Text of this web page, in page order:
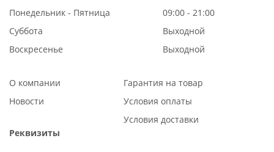
Понедельник - Пятница
09:00 - 21:00
Суббота
Выходной
Воскресенье
Выходной
О компании
Новости
Гарантия на товар
Условия оплаты
Условия доставки
Реквизиты